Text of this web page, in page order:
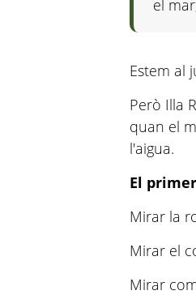
el
Estem al
Però Illa
quan el
l'aigua.
El
Mirar la
Mirar el
Mirar